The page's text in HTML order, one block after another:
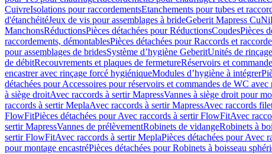
CuivreIsolations pour raccordementsEtanchements pour tubes et
d'étanchéitéJeux de vis pour assemblages à brideGeberit Mapress
ManchonsRéductionsPièces détachées pour RéductionsCoudesPièces
raccordements, démontablesPièces détachées pour Raccords et
pour assemblages de bridesSystème d’hygiène GeberitUnités de
de débitRecouvrements et plaques de fermetureRéservoirs et
encastrer avec rinçage forcé hygiéniqueModules d’hygiène à intégrer
détachées pour Accessoires pour réservoirs et commandes de WC
à siège droitAvec raccords à sertir MapressVannes à siège droit pour
raccords à sertir MeplaAvec raccords à sertir MapressAvec raccords
FlowFitPièces détachées pour Avec raccords à sertir FlowFitAvec
sertir MapressVannes de prélèvementRobinets de vidangeRobinets à
sertir FlowFitAvec raccords à sertir MeplaPièces détachées pour Avec
pour montage encastréPièces détachées pour Robinets à boisseau